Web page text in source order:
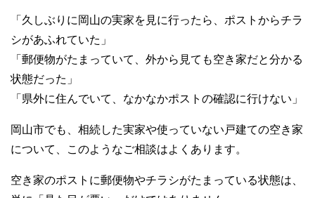
c
e
b
o
o
k
tt
er
n
e
m
ail C
h
m
bl
p
e
「久しぶりに岡山の実家を見に行ったら、ポストからチラ
シがあふれていた」
「郵便物がたまっていて、外から見ても空き家だと分かる
状態だった」
「県外に住んでいて、なかなかポストの確認に行けない」
岡山市でも、相続した実家や使っていない戸建ての空き家
について、このようなご相談はよくあります。
空き家のポストに郵便物やチラシがたまっている状態は、